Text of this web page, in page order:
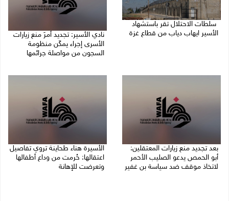
سلطات الاحتلال تقر باستشهاد
الأسير ايهاب دياب من قطاع غزة
نادي الأسير: تجديد أمرَ منع زيارات
الأسرى إجراء يمكّن منظومة
السجون من مواصلة جرائمها
بعد تجديد منع زيارات المعتقلين:
أبو الحمص يدعو الصليب الأحمر
لاتخاذ موقف ضد سياسة بن غفير
الأسيرة هناء طحاينة تروي تفاصيل
اعتقالها: حُرمت من وداع أطفالها
وتعرضت للإهانة